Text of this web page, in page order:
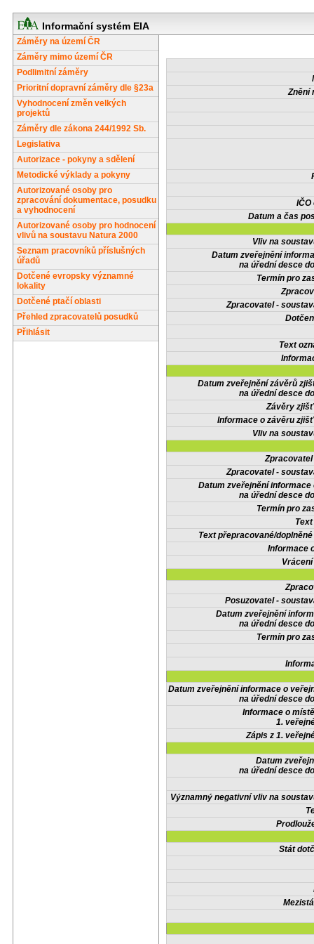
Informační systém EIA
Záměry na území ČR
Záměry mimo území ČR
Podlimitní záměry
Prioritní dopravní záměry dle §23a
Vyhodnocení změn velkých
projektů
Záměry dle zákona 244/1992 Sb.
Legislativa
Autorizace - pokyny a sdělení
Metodické výklady a pokyny
Autorizované osoby pro
zpracování dokumentace, posudku
a vyhodnocení
Autorizované osoby pro hodnocení
vlivů na soustavu Natura 2000
Seznam pracovníků příslušných
úřadů
Dotčené evropsky významné
lokality
Dotčené ptačí oblasti
Přehled zpracovatelů posudků
Přihlásit
Znění
IČO
Datum a čas
Vliv na
Datum zveřejnění
na úřední desce
Termín pro
Zpracovatel -
Text
Datum zveřejnění závěrů
na úřední desce
Závěry
Informace o závěru
Vliv na
Zpracovatel -
Datum zveřejnění informace
na úřední desce
Termín pro
Text přepracované/
Informace
Posuzovatel -
Datum zveřejnění
na úřední desce
Termín pro
Datum zveřejnění informace o
na úřední desce
Informace o
1.
Zápis z 1.
Datum
na úřední desce
Významný negativní vliv na
Stát